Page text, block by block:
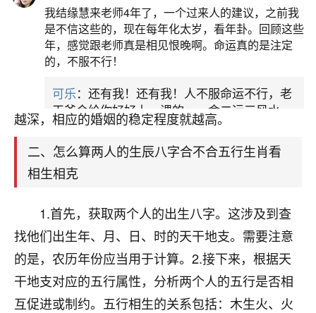
支、月干支、日干支、时干支出现相生、相合、相
助的情况下，两人缘分较好，性情爱好也会相近，
对事物的观点和看法往往比较接近，这样会加深双
方的默契，也可以相互包容理解，是比较好的命理
组合，相生、相合、相助的成分越多，两人的缘分
越深，相应的婚姻的稳定程度就越高。
二、怎么算两人的生辰八字合不合五行生肖看
相生相克
1.首先，获取两个人的出生八字。这涉及到查
找他们出生年、月、日、时的天干地支。需要注意
的是，农历年份应当用于计算。2.接下来，根据天
干地支对应的五行属性，分析两个人的五行是否相
互促进或制约。五行相生的关系包括：木生火、火
我结缘慧来老师4年了，一个过来人的建议，之前我
是不信这些的，现在每年化太岁，看年卦。回顾这些
年，感觉跟老师真是相见恨晚啊。命运真的是注定
的，不服不行！
可乐：还有我！还有我！人不服命运不行，老
天爷会给你好好上一课的。一命二运三风水，
哪样不服都不行！
平安是福：我也是每年找老师化太岁，看年
卦，认识老师3年了，都是缘分啊！
心若莲花
我是做餐饮的，这两年，生意屡屡受挫，店开一家关
一家，要么生意不好，生意好的就出事。前些年攒的
家底快败光了，真是倒霉！我也想找人看看到底怎么
回事？